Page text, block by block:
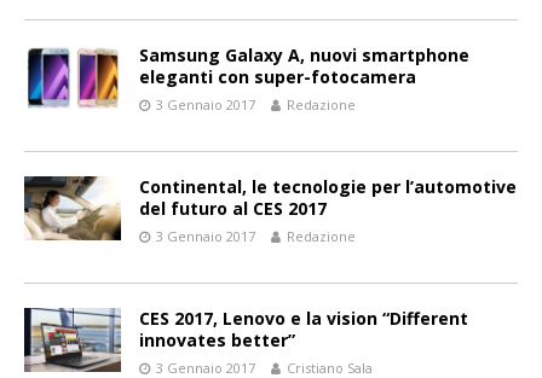
Samsung Galaxy A, nuovi smartphone
eleganti con super-fotocamera
3 Gennaio 2017 Redazione
Continental, le tecnologie per l’automotive
del futuro al CES 2017
3 Gennaio 2017 Redazione
CES 2017, Lenovo e la vision “Different
innovates better”
3 Gennaio 2017 Cristiano Sala